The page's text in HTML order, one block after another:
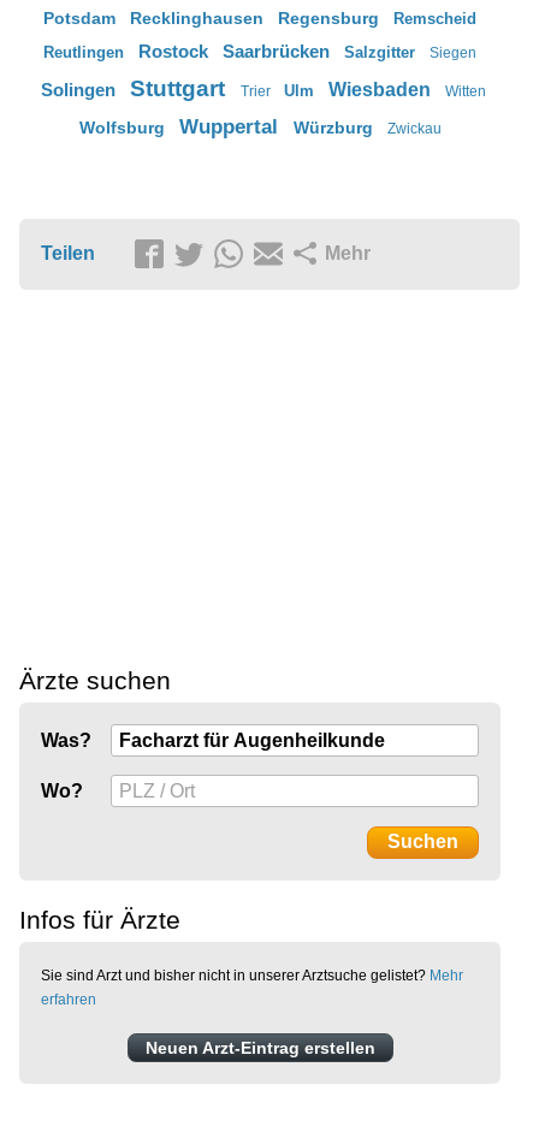
Potsdam Recklinghausen Regensburg
Remscheid
Reutlingen
Rostock Saarbrücken Salzgitter Siegen
Solingen Stuttgart Trier Ulm Wiesbaden Witten
Wolfsburg Wuppertal Würzburg Zwickau
Teilen Mehr
Ärzte suchen
Was?
Wo?
Infos für Ärzte
Sie sind Arzt und bisher nicht in unserer Arztsuche gelistet? Mehr
erfahren
Neuen Arzt-Eintrag erstellen